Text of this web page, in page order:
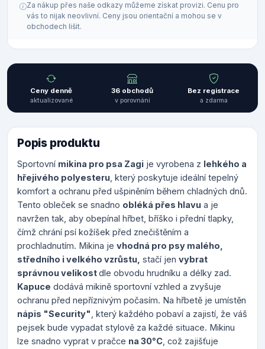
Za nákup přes naše odkazy můžeme získat provizi. Cenu pro
vás to nijak neovlivní. Ceny jsou orientační a mohou se v
obchodech lišit.
Ceny denně
aktualizované
36 obchodů
v porovnání
Bez registrace
a zdarma
Popis produktu
Sportovní mikina pro psa Zagi je vyrobena z lehkého a
hřejivého polyesteru , který poskytuje ideální tepelný
komfort a ochranu před ušpiněním během chladných dnů.
Tento obleček se snadno obléká přes hlavu a je
navržen tak, aby obepínal hřbet, bříško i přední tlapky,
čímž chrání psí kožíšek před znečištěním a
prochladnutím. Mikina je vhodná pro psy malého,
středního i velkého vzrůstu, stačí jen vybrat
správnou velikostdle obvodu hrudníku a délky zad.
Kapuce dodává mikině sportovní vzhled a zvyšuje
ochranu před nepříznivým počasím. Na hřbetě je umístěn
nápis "Security" , který každého pobaví a zajistí, že váš
pejsek bude vypadat stylově za každé situace. Mikinu
lze snadno vyprat v pračce na 30°C , což zajišťuje